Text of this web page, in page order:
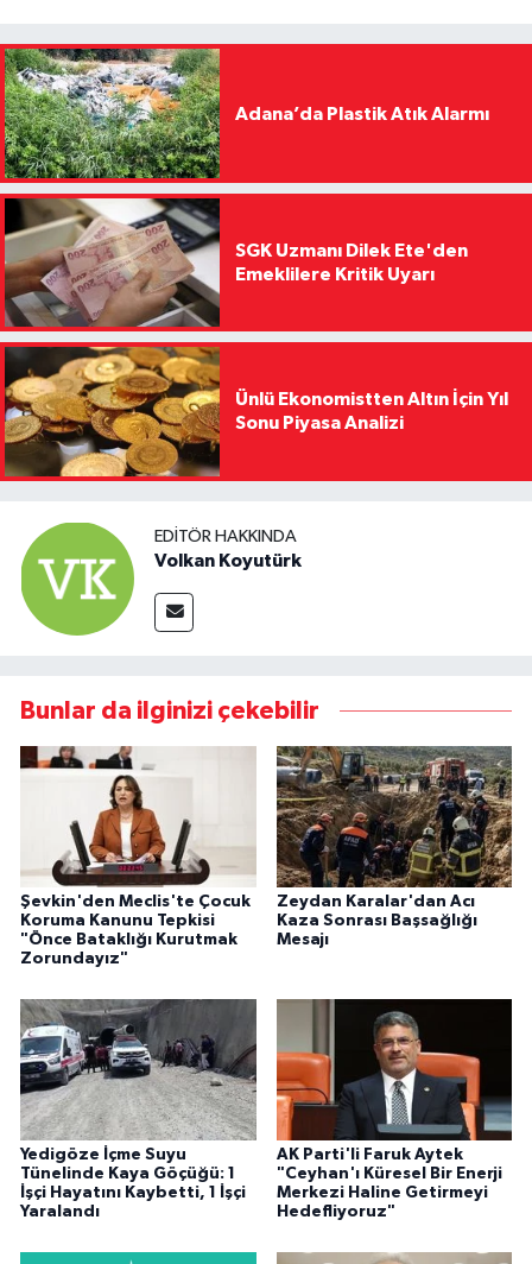
Adana’da Plastik Atık Alarmı
SGK Uzmanı Dilek Ete'den
Emeklilere Kritik Uyarı
Ünlü Ekonomistten Altın İçin Yıl
Sonu Piyasa Analizi
EDITÖR HAKKINDA
Volkan Koyutürk
Bunlar da ilginizi çekebilir
Şevkin'den Meclis'te Çocuk
Koruma Kanunu Tepkisi
"Önce Bataklığı Kurutmak
Zorundayız"
Zeydan Karalar'dan Acı
Kaza Sonrası Başsağlığı
Mesajı
Yedigöze İçme Suyu
Tünelinde Kaya Göçüğü: 1
İşçi Hayatını Kaybetti, 1 İşçi
Yaralandı
AK Parti'li Faruk Aytek
"Ceyhan'ı Küresel Bir Enerji
Merkezi Haline Getirmeyi
Hedefliyoruz"